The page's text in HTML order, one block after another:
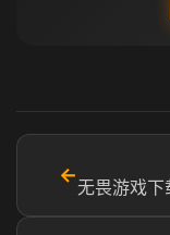
←
无畏游戏下